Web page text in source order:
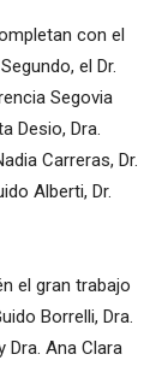
con el
el Dr.
Segovia
Desio, Dra.
Carreras, Dr.
Alberti, Dr.
el gran trabajo
Borrelli, Dra.
Dra. Ana Clara